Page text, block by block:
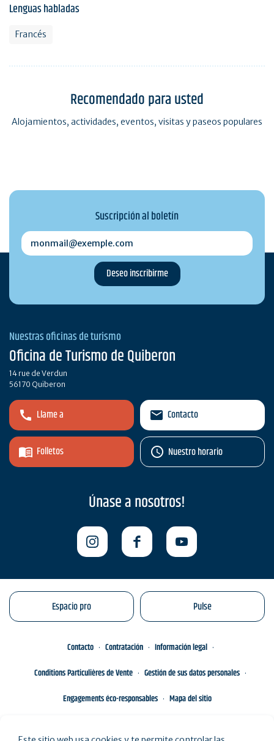
Lenguas habladas
Francés
Recomendado para usted
Alojamientos, actividades, eventos, visitas y paseos populares
Suscripción al boletín
monmail@exemple.com
Nuestras oficinas de turismo
Oficina de Turismo de Quiberon
14 rue de Verdun
56170 Quiberon
Llame a
Folletos
Contacto
Nuestro horario
Únase a nosotros!
Espacio pro Pulse
Contacto Contratación
Información legal
Conditions Particulières de Vente
Gestión de sus datos personales
Engagements éco-responsables
Mapa del sitio